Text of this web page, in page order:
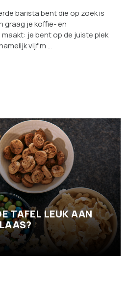
barista bent die op zoek is
graag je koffie- en
je bent op de juiste plek
vijf m …
TAFEL LEUK AAN